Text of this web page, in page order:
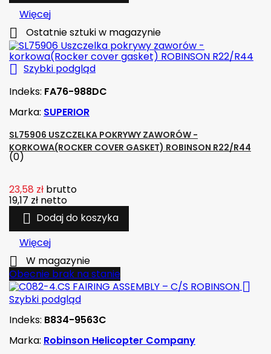
Więcej
 Ostatnie sztuki w magazynie
 Szybki podgląd
Indeks: FA76-988DC
Marka: SUPERIOR
SL75906 USZCZELKA POKRYWY ZAWORÓW -
KORKOWA(ROCKER COVER GASKET) ROBINSON R22/R44
(0)
23,58 zł brutto
19,17 zł netto
 Dodaj do koszyka
Więcej

W magazynie
Obecnie brak na stanie

Szybki podgląd
Indeks: B834-9563C
Marka: Robinson Helicopter Company